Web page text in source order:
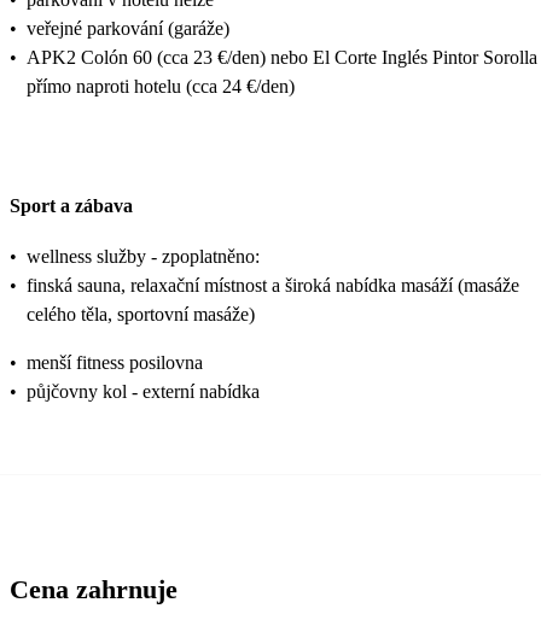
• veřejné parkování (garáže)
• APK2 Colón 60 (cca 23 €/den) nebo El Corte Inglés Pintor Sorolla
přímo naproti hotelu (cca 24 €/den)
Sport a zábava
• wellness služby - zpoplatněno:
• finská sauna, relaxační místnost a široká nabídka masáží (masáže
celého těla, sportovní masáže)
• menší fitness posilovna
• půjčovny kol - externí nabídka
Cena zahrnuje